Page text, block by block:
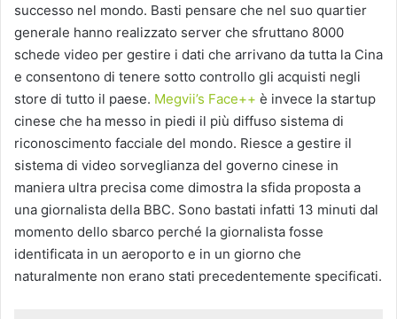
successo nel mondo. Basti pensare che nel suo quartier
generale hanno realizzato server che sfruttano 8000
schede video per gestire i dati che arrivano da tutta la Cina
e consentono di tenere sotto controllo gli acquisti negli
store di tutto il paese. Megvii’s Face++ è invece la startup
cinese che ha messo in piedi il più diffuso sistema di
riconoscimento facciale del mondo. Riesce a gestire il
sistema di video sorveglianza del governo cinese in
maniera ultra precisa come dimostra la sfida proposta a
una giornalista della BBC. Sono bastati infatti 13 minuti dal
momento dello sbarco perché la giornalista fosse
identificata in un aeroporto e in un giorno che
naturalmente non erano stati precedentemente specificati.